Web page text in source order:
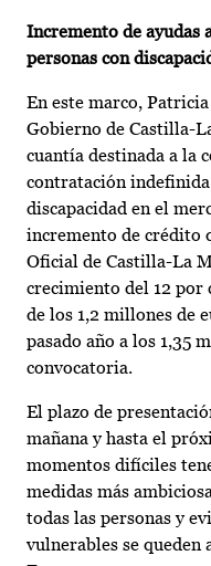
Incremento de ayudas
personas con
En este marco,
Gobierno de Castilla-
cuantía destinada a la
contratación indefinida
discapacidad en el
incremento de crédito
Oficial de Castilla-La
crecimiento del 12 por
de los 1,2 millones de
pasado año a los 1,35
convocatoria.
El plazo de
mañana y hasta el
momentos difíciles
medidas más
todas las personas y
vulnerables se queden